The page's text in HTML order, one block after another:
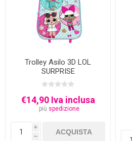
Trolley Asilo 3D LOL
SURPRISE
€14,90 Iva inclusa
più spedizione
i
h